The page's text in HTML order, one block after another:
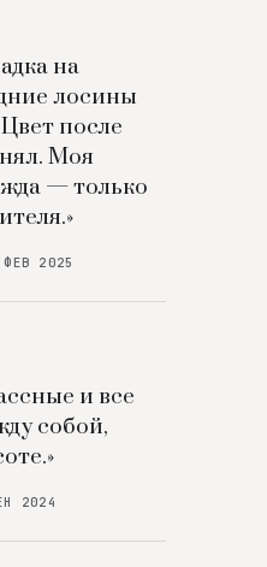
на
лосины
после
Моя
— только
2025
и все
собой,
2024